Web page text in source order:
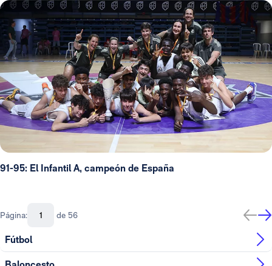
91-95: El Infantil A, campeón de España
Página: de 56
Fútbol